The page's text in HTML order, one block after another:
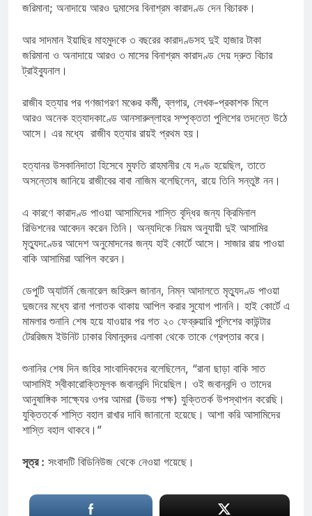
জরিমানা; অনাদায়ে আরও দুমাসের বিনাশ্রম কারাদণ্ড দেন বিচারক।
আর সাদমান ইয়াছির মাহমুদকে ৩ বছরের কারাদণ্ডসহ দুই হাজার টাকা
জরিমানা ও অনাদায়ে আরও ৩ মাসের বিনাশ্রম কারাদণ্ড দেয় দ্রুত বিচার
ট্রাইব্যুনাল।
রাজীব হত্যার পর গণজাগরণ মঞ্চের কর্মী, ব্লগার, লেখক-প্রকাশক মিলে
আরও অনেক হত্যাদকাণ্ডে আনসারুল্লাহর সম্পৃক্ততা পুলিশের তদন্তে উঠে
আসে। এর মধ্যে রাজীব হত্যার রায়ই প্রথম হয়।
হত্যানর উসকানিদাতা হিসেবে মুফতি রাহমানীর যে দণ্ড হয়েছিল, তাতে
অসন্তোষ জানিয়ে রাজীবের বাবা নাজিম বলেছিলেন, রায়ে তিনি সন্তুষ্ট নন।
এ কারণে কারাদণ্ড পাওয়া আসামিদের শাস্তি বৃদ্ধির জন্য ক্রিমিনাল
রিভিশনের আবেদন করেন তিনি। অন্যদিকে নিয়ম অনুযায়ী দুই আসামির
মৃত্যুদণ্ডের আদেশ অনুমোদনের জন্য হাই কোর্টে আসে। সাজার রায় পাওয়া
বাকি আসামিরা আপিল করেন।
ডেপুটি অ্যাটর্নি জেনারেল জহিরুল জানান, নিম্ন আদালতে মৃত্যুদণ্ড পাওয়া
দুজনের মধ্যে রানা পলাতক থাকায় আপিল করার সুযোগ পাননি। হাই কোর্টে এ
মামলার শুনানি শেষ হয়ে যাওয়ার পর গত ২০ ফেব্রুয়ারি পুলিশের কাউন্টার
টেররিজম ইউনিট ঢাকার বিমানবন্দর এলাকা থেকে তাকে গ্রেপ্তার করে।
শুনানির শেষ দিন জহির সাংবাদিকদের বলেছিলেন, “রানা ছাড়া বাকি সাত
আসামিই স্বীকারোক্তিমূলক জবানবন্দি দিয়েছিল। ওই জবানবন্দি ও তাদের
আনুষাঙ্গিক সাক্ষ্যের ওপর আমরা (উভয় পক্ষ) যুক্তিতর্ক উপস্থাপন করেছি।
যুক্তিতর্কে শাস্তি বহাল রাখার দাবি জানানো হয়েছে। আশা করি আসামিদের
শাস্তি বহাল থাকবে।”
সূত্র : সংবাদটি বিডিনিউজ থেকে নেওয়া গয়েছে।